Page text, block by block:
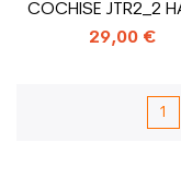
COCHISE JTR2_2
29,00 €
1